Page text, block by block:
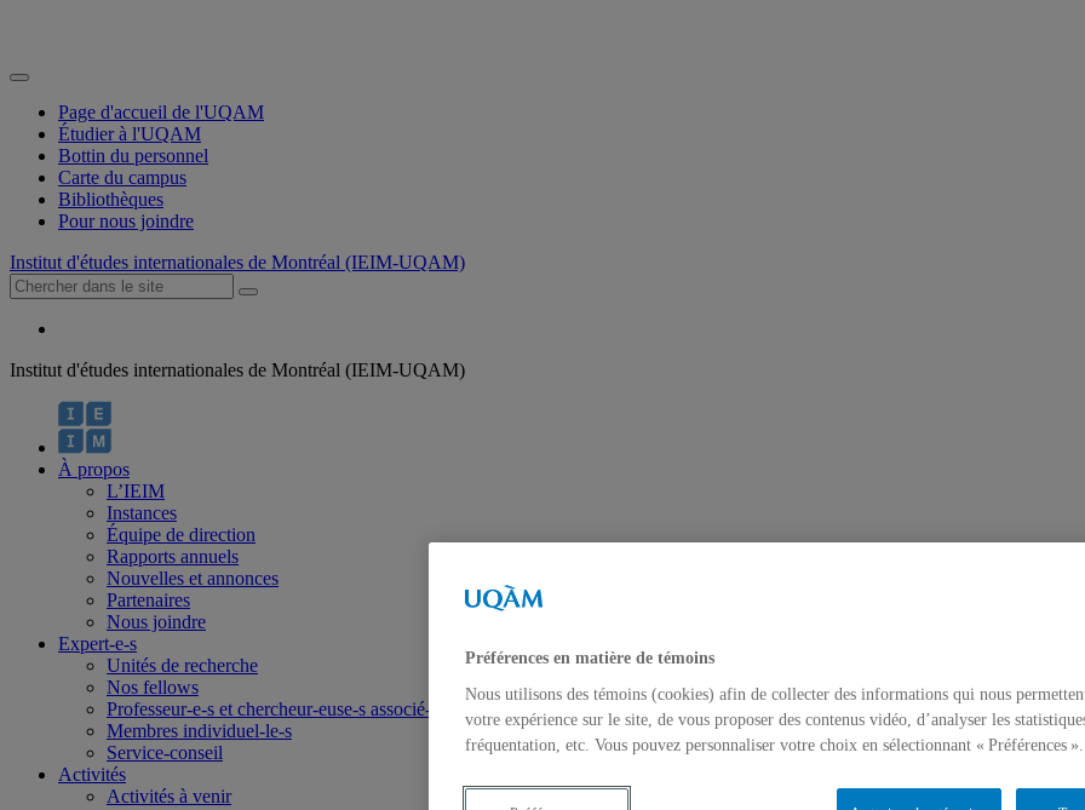
Page d'accueil de l'UQAM
Étudier à l'UQAM
Bottin du personnel
Carte du campus
Bibliothèques
Pour nous joindre
Institut d'études internationales de Montréal (IEIM-UQAM)
Institut d'études internationales de Montréal (IEIM-UQAM)
À propos
L’IEIM
Instances
Équipe de direction
Rapports annuels
Nouvelles et annonces
Partenaires
Nous joindre
Expert-e-s
Unités de recherche
Nos fellows
Professeur-e-s et chercheur-euse-s associé-e-s
Membres individuel-le-s
Service-conseil
Activités
Activités à venir
Préférences en matière de témoins
Nous utilisons des témoins (cookies) afin de collecter des informations qui nous
votre expérience sur le site, de vous proposer des contenus vidéo, d’analyser les
fréquentation, etc. Vous pouvez personnaliser votre choix en sélectionnant « Préférences ».